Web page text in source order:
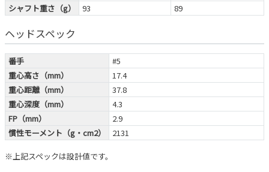
シャフト重さ（g）
93 89
ヘッドスペック
番手
#5
重心高さ（mm）
17.4
重心距離（mm）
37.8
重心深度（mm）
4.3
FP（mm）
2.9
慣性モーメント（g・cm2）
2131
※上記スペックは設計値です。